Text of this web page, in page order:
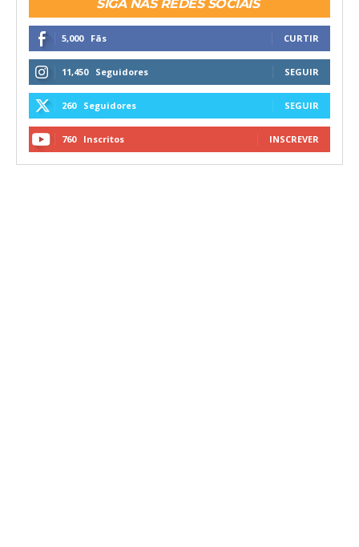
SIGA NAS REDES SOCIAIS
5,000 Fãs CURTIR
11,450 Seguidores SEGUIR
260 Seguidores SEGUIR
760 Inscritos INSCREVER